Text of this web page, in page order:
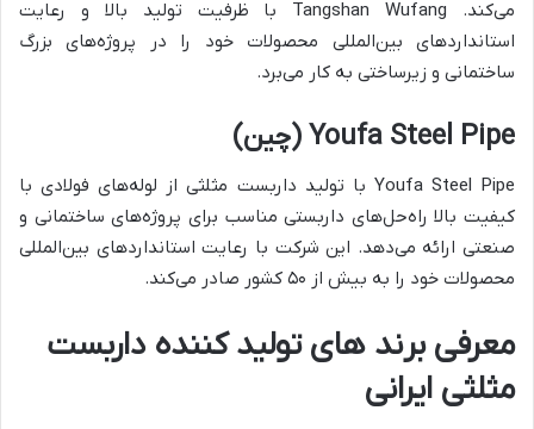
می‌کند. Tangshan Wufang با ظرفیت تولید بالا و رعایت
استانداردهای بین‌المللی محصولات خود را در پروژه‌های بزرگ
ساختمانی و زیرساختی به کار می‌برد.
Youfa Steel Pipe (چین)
Youfa Steel Pipe با تولید داربست مثلثی از لوله‌های فولادی با
کیفیت بالا راه‌حل‌های داربستی مناسب برای پروژه‌های ساختمانی و
صنعتی ارائه می‌دهد. این شرکت با رعایت استانداردهای بین‌المللی
محصولات خود را به بیش از ۵۰ کشور صادر می‌کند.
معرفی برند های تولید کننده داربست
مثلثی ایرانی